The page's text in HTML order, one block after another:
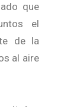
que
el
de la
al aire